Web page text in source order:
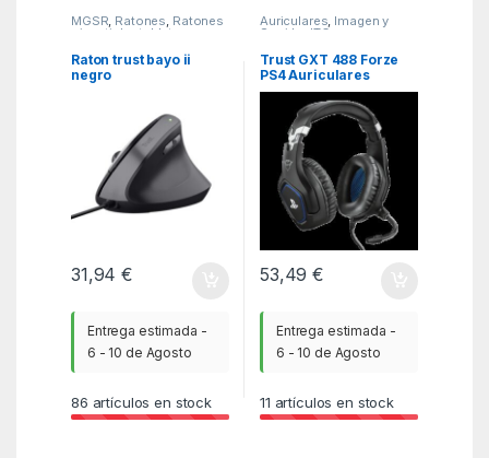
MGSR, Ratones, Ratones
- joystick y tabletas
Raton trust bayo ii
negro
31,94€
Entrega estimada -
6 - 10 de Agosto
86 artículos en stock
Auriculares, Imagen y
Sonido ITC
Trust GXT 488 Forze
PS4 Auriculares
Diadema Negro
53,49€
Entrega estimada -
6 - 10 de Agosto
11 artículos en stock